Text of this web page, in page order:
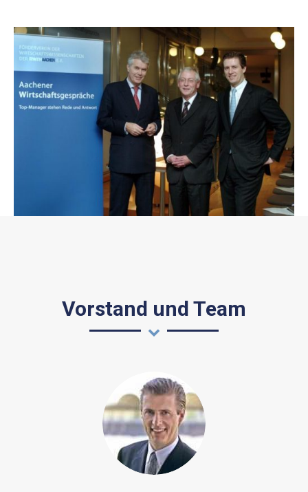
Vorstand und Team